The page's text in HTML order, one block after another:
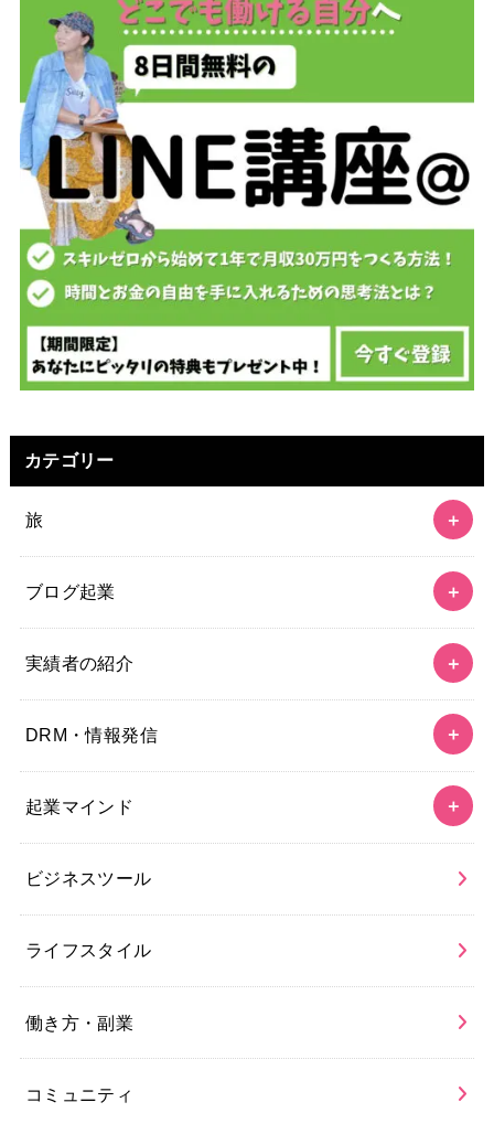
カテゴリー
旅
ブログ起業
実績者の紹介
DRM・情報発信
起業マインド
ビジネスツール
ライフスタイル
働き方・副業
コミュニティ